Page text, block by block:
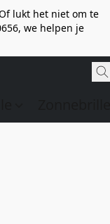
lukt het niet om te
we helpen je